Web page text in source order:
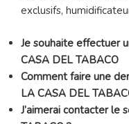
exclusifs,
Je souhaite effectuer
CASA DEL TABACO
Comment faire une
LA CASA DEL
J’aimerai contacter le